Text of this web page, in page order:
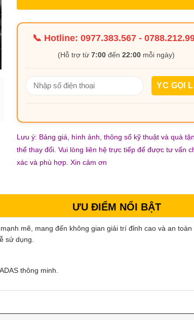
📞 Hotline:0977.383.567 -
(Hỗ trợ từ7:00 đến22:00 mỗi ngày)
Lưu ý: Bảng giá, hình ảnh, thông số kỹ thuật và quà
thể thay đổi. Vui lòng liên hệ trực tiếp để được tư vấn
xác và phù hợp. Xin cảm ơn
ƯU ĐIỂM NỔI BẬT
mẽ, mang đến không gian giải trí đỉnh cao và an
sử dụng.
thông minh.